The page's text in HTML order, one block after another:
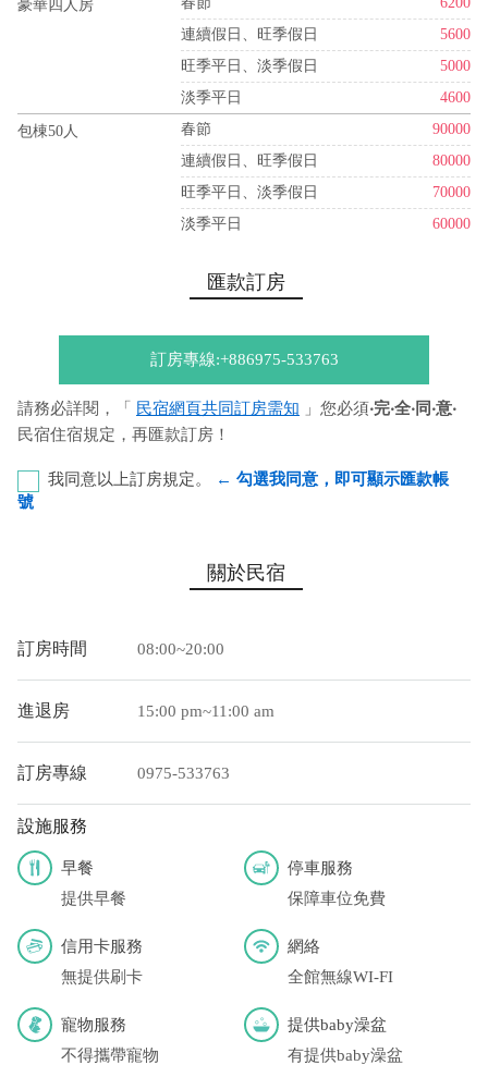
豪華四人房
連續假日、旺季假日
5600
旺季平日、淡季假日
5000
淡季平日
4600
包棟50人 春節
90000
連續假日、旺季假日
80000
旺季平日、淡季假日
70000
淡季平日
60000
匯款訂房
訂房專線:+886975-533763
請務必詳閱，「 民宿網頁共同訂房需知 」您必須‧完‧全‧同‧意‧
民宿住宿規定，再匯款訂房！
我同意以上訂房規定。
← 勾選我同意，即可顯示匯款帳
號
中國信託銀行-屏東分行 代號：822 帳號：
901563539890 戶名：劉惠珠
您也可以利用這幾個常用的網路ATM匯款： [
宿有提供該銀行匯款帳號喔。) 匯入任何款項後，請記得與業者
連絡喔！
關於民宿
訂房時間 08:00~20:00
進退房 15:00 pm~11:00 am
訂房專線 0975-533763
設施服務
早餐
提供早餐
停車服務
保障車位免費
信用卡服務
無提供刷卡
網絡
全館無線WI-FI
寵物服務
不得攜帶寵物
提供baby澡盆
有提供baby澡盆